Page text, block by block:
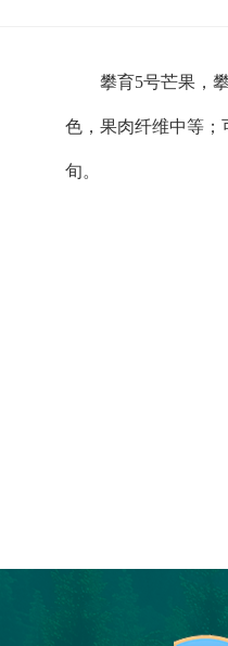
攀育5号芒果，
色，果肉纤维中等；
旬。